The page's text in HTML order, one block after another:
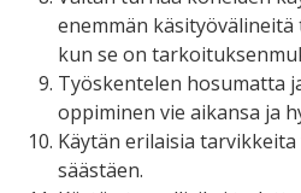
enemmän
kun se on
Työskentelen hosumatta
oppiminen vie aikansa ja
Käytän erilaisia
säästäen.